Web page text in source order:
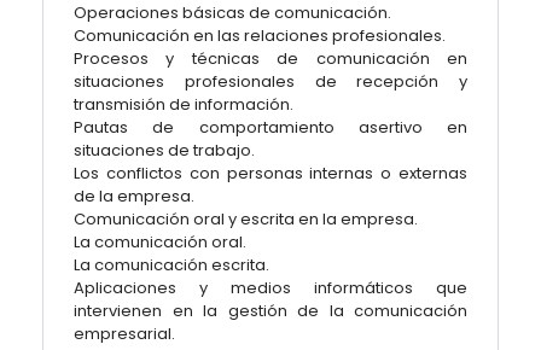
Operaciones básicas de comunicación.
Comunicación en las relaciones profesionales.
Procesos y técnicas de comunicación en
situaciones profesionales de recepción y
transmisión de información.
Pautas de comportamiento asertivo en
situaciones de trabajo.
Los conflictos con personas internas o externas
de la empresa.
Comunicación oral y escrita en la empresa.
La comunicación oral.
La comunicación escrita.
Aplicaciones y medios informáticos que
intervienen en la gestión de la comunicación
empresarial.